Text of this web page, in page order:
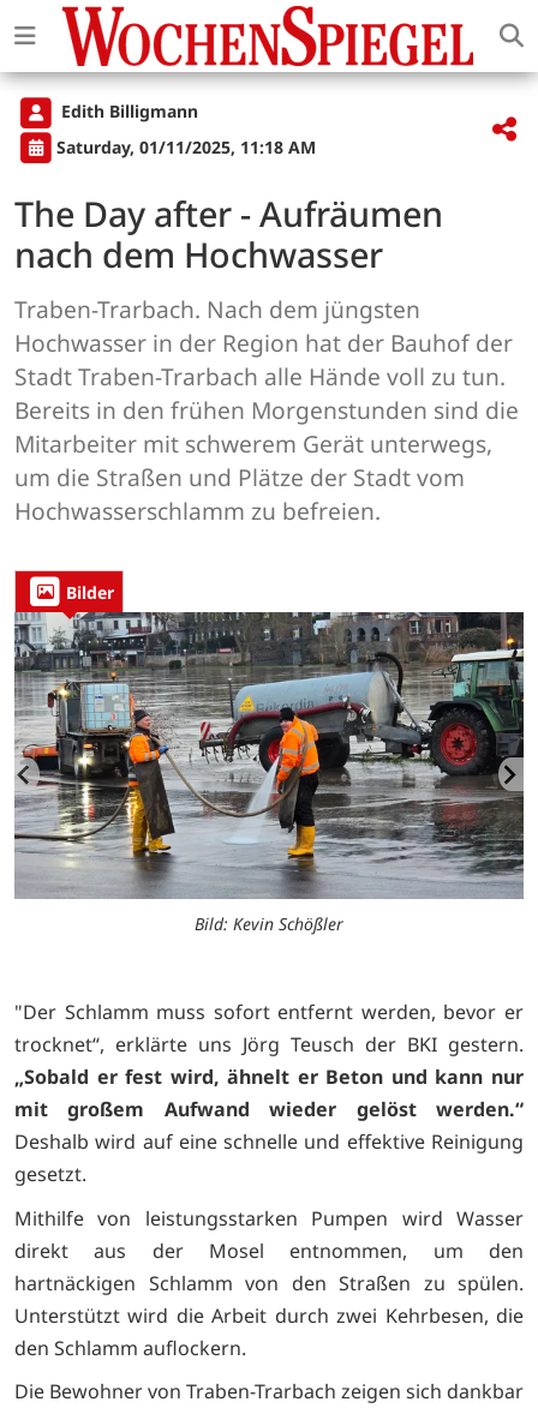
Edith Billigmann
Saturday, 01/11/2025, 11:18 AM
The Day after - Aufräumen
nach dem Hochwasser
Traben-Trarbach. Nach dem jüngsten
Hochwasser in der Region hat der Bauhof der
Stadt Traben-Trarbach alle Hände voll zu tun.
Bereits in den frühen Morgenstunden sind die
Mitarbeiter mit schwerem Gerät unterwegs,
um die Straßen und Plätze der Stadt vom
Hochwasserschlamm zu befreien.
Bilder
Bild: Kevin Schößler
"Der Schlamm muss sofort entfernt werden, bevor er
trocknet“, erklärte uns Jörg Teusch der BKI gestern.
„Sobald er fest wird, ähnelt er Beton und kann nur
mit großem Aufwand wieder gelöst werden.“
Deshalb wird auf eine schnelle und effektive Reinigung
gesetzt.
Mithilfe von leistungsstarken Pumpen wird Wasser
direkt aus der Mosel entnommen, um den
hartnäckigen Schlamm von den Straßen zu spülen.
Unterstützt wird die Arbeit durch zwei Kehrbesen, die
den Schlamm auflockern.
Die Bewohner von Traben-Trarbach zeigen sich dankbar